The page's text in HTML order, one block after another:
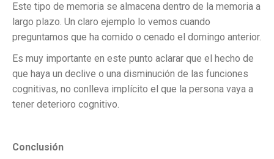
Este tipo de memoria se almacena dentro de la memoria a
largo plazo. Un claro ejemplo lo vemos cuando
preguntamos que ha comido o cenado el domingo anterior.
Es muy importante en este punto aclarar que el hecho de
que haya un declive o una disminución de las funciones
cognitivas, no conlleva implícito el que la persona vaya a
tener deterioro cognitivo.
Conclusión